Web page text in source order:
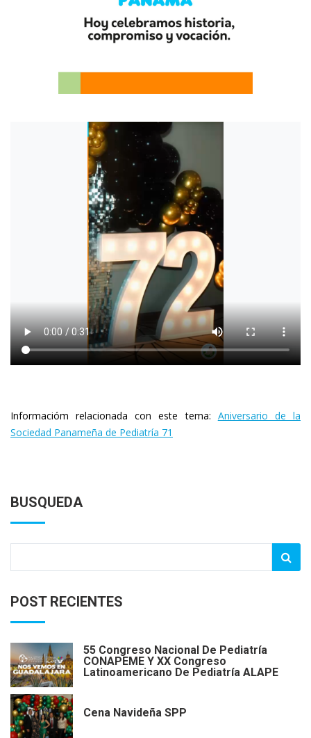
Informacióm relacionada con este tema: Aniversario de la
Sociedad Panameña de Pediatría 71
BUSQUEDA
POST RECIENTES
55 Congreso Nacional De Pediatría
CONAPEME Y XX Congreso
Latinoamericano De Pediatría ALAPE
Cena Navideña SPP